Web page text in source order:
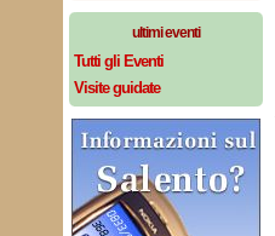
ultimi eventi
Tutti gli Eventi
Visite guidate